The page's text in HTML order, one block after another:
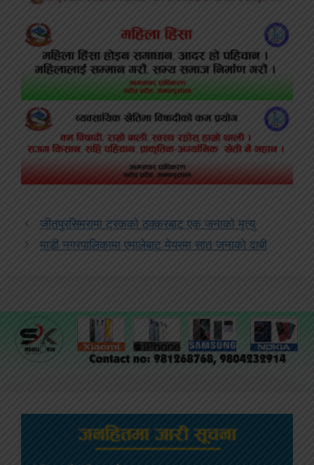
जीतपुरसिमरामा ट्रकको ठक्करबाट एक जनाको मृत्यु
माडी नगरपालिकामा एमालेबाट मेयरमा सात जनाको दाबी